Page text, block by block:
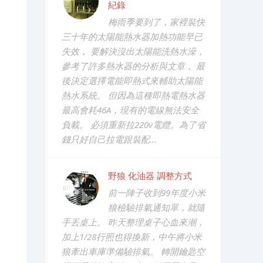
紀錄
梅雨季要到了，家裡裝快
三十年的太陽能熱水器加熱功能早已
失效， 要解決沒出太陽能洗熱水澡，
參考了許多熱水器的分析與文章， 最
後決定選擇電能即熱式來輔助太陽能
熱水系統。 但因為這種即熱電熱水器
最高會耗46A，現有的電線無法安全
負載。 必須重新拉220v電纜。為了省
錢只好自己拉電跟裝配...
野狼 化油器 調整方式
前一陣子收到99年度小米
狼檢驗排氣通知單，就隨
手丟桌上。 昨天整理桌子心血來潮，
加上1/28行照也得換新，中午將小米
狼牽出車庫準備驗排氣。 轉開鑰匙空